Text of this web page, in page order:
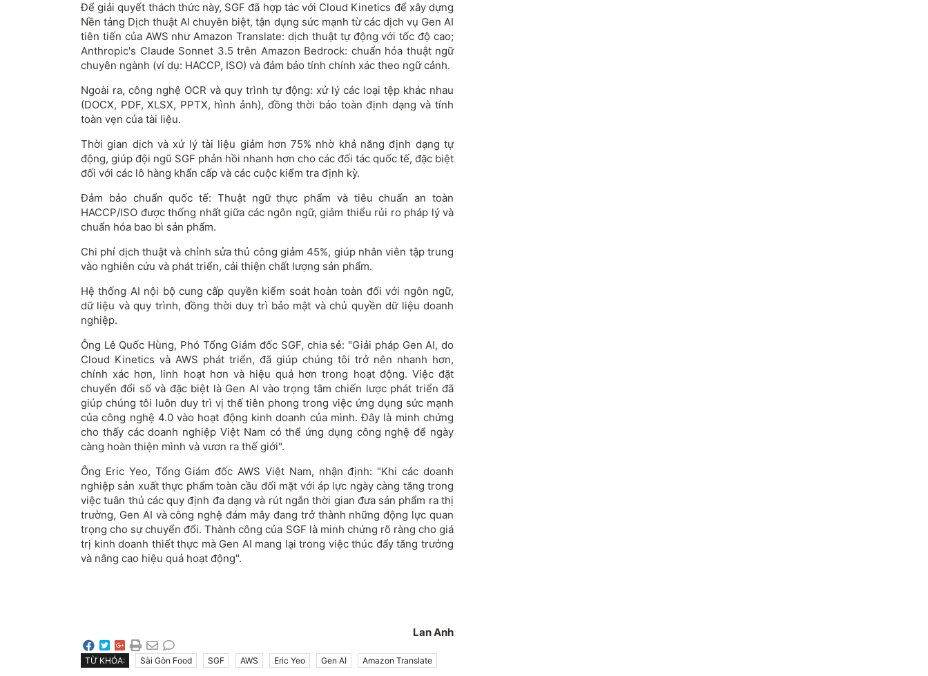
Để giải quyết thách thức này, SGF đã hợp tác với Cloud Kinetics để xây dựng
Nền tảng Dịch thuật AI chuyên biệt, tận dụng sức mạnh từ các dịch vụ Gen AI
tiên tiến của AWS như Amazon Translate: dịch thuật tự động với tốc độ cao;
Anthropic's Claude Sonnet 3.5 trên Amazon Bedrock: chuẩn hóa thuật ngữ
chuyên ngành (ví dụ: HACCP, ISO) và đảm bảo tính chính xác theo ngữ cảnh.
Ngoài ra, công nghệ OCR và quy trình tự động: xử lý các loại tệp khác nhau
(DOCX, PDF, XLSX, PPTX, hình ảnh), đồng thời bảo toàn định dạng và tính
toàn vẹn của tài liệu.
Thời gian dịch và xử lý tài liệu giảm hơn 75% nhờ khả năng định dạng tự
động, giúp đội ngũ SGF phản hồi nhanh hơn cho các đối tác quốc tế, đặc biệt
đối với các lô hàng khẩn cấp và các cuộc kiểm tra định kỳ.
Đảm bảo chuẩn quốc tế: Thuật ngữ thực phẩm và tiêu chuẩn an toàn
HACCP/ISO được thống nhất giữa các ngôn ngữ, giảm thiểu rủi ro pháp lý và
chuẩn hóa bao bì sản phẩm.
Chi phí dịch thuật và chỉnh sửa thủ công giảm 45%, giúp nhân viên tập trung
vào nghiên cứu và phát triển, cải thiện chất lượng sản phẩm.
Hệ thống AI nội bộ cung cấp quyền kiểm soát hoàn toàn đối với ngôn ngữ,
dữ liệu và quy trình, đồng thời duy trì bảo mật và chủ quyền dữ liệu doanh
nghiệp.
Ông Lê Quốc Hùng, Phó Tổng Giám đốc SGF, chia sẻ: "Giải pháp Gen AI, do
Cloud Kinetics và AWS phát triển, đã giúp chúng tôi trở nên nhanh hơn,
chính xác hơn, linh hoạt hơn và hiệu quả hơn trong hoạt động. Việc đặt
chuyển đổi số và đặc biệt là Gen AI vào trọng tâm chiến lược phát triển đã
giúp chúng tôi luôn duy trì vị thế tiên phong trong việc ứng dụng sức mạnh
của công nghệ 4.0 vào hoạt động kinh doanh của mình. Đây là minh chứng
cho thấy các doanh nghiệp Việt Nam có thể ứng dụng công nghệ để ngày
càng hoàn thiện mình và vươn ra thế giới".
Ông Eric Yeo, Tổng Giám đốc AWS Việt Nam, nhận định: "Khi các doanh
nghiệp sản xuất thực phẩm toàn cầu đối mặt với áp lực ngày càng tăng trong
việc tuân thủ các quy định đa dạng và rút ngắn thời gian đưa sản phẩm ra thị
trường, Gen AI và công nghệ đám mây đang trở thành những động lực quan
trọng cho sự chuyển đổi. Thành công của SGF là minh chứng rõ ràng cho giá
trị kinh doanh thiết thực mà Gen AI mang lại trong việc thúc đẩy tăng trưởng
và nâng cao hiệu quả hoạt động".
Lan Anh
TỪ KHÓA: Sài Gòn Food SGF AWS Eric Yeo Gen AI Amazon Translate